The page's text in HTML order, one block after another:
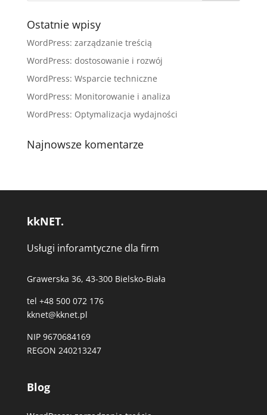
Ostatnie wpisy
WordPress: zarządzanie treścią
WordPress: dostosowanie i rozwój
WordPress: Wsparcie techniczne
WordPress: Monitorowanie i analiza
WordPress: Optymalizacja wydajności
Najnowsze komentarze
kkNET.
Usługi inforamtyczne dla firm
Grawerska 36, 43-300 Bielsko-Biała
tel +48 500 072 176
kknet@kknet.pl
NIP 9670684169
REGON 240213247
Blog